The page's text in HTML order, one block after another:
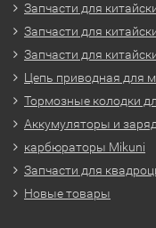
Запчасти для
Запчасти для
Запчасти для
Цепь приводная для
Тормозные колодки
Аккумуляторы и
карбюраторы Mikuni
Запчасти для
Новые товары